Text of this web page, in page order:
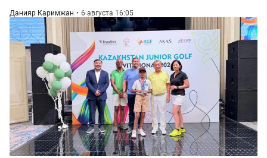
Данияр Каримжан 6 августа 16:05